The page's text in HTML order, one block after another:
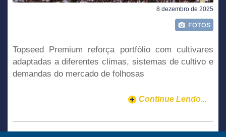
8 dezembro de 2025
Topseed Premium reforça portfólio com cultivares
adaptadas a diferentes climas, sistemas de cultivo e
demandas do mercado de folhosas
Continue Lendo...